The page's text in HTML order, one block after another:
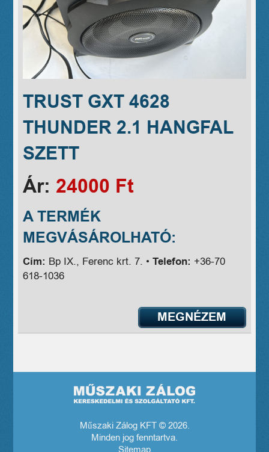
TRUST GXT 4628
THUNDER 2.1 HANGFAL
SZETT
Ár: 24000 Ft
A TERMÉK
MEGVÁSÁROLHATÓ:
Cím: Bp IX., Ferenc krt. 7. •Telefon: +36-70
618-1036
MEGNÉZEM
Műszaki Zálog KFT © 2026.
Minden jog fenntartva.